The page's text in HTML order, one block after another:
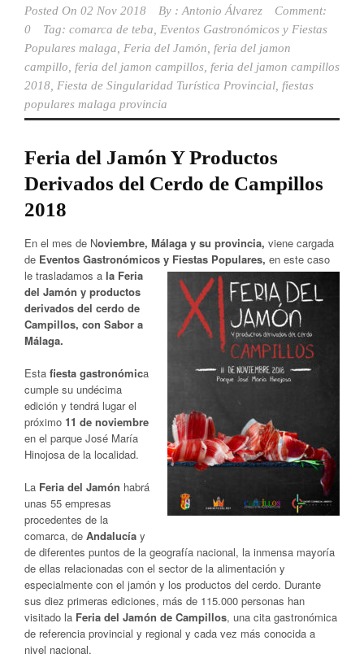
Posted On 02 Nov 2018 By : Antonio Álvarez
Comment:
0
Tag: comarca de teba
Eventos Gastronómicos y Fiestas
Populares malaga
Feria del Jamón
feria del jamon
campillo
feria del jamon campillos feria del jamon campillos
2018 Fiesta de Singularidad Turística Provincial fiestas
populares malaga provincia
Feria del Jamón Y Productos
Derivados del Cerdo de Campillos
2018
En el mes de Noviembre, Málaga y su provincia, viene cargada
de Eventos Gastronómicos y Fiestas Populares, en este caso
le trasladamos a la Feria
del Jamón y productos
derivados del cerdo de
Campillos, con Sabor a
Málaga.
Esta fiesta gastronómica
cumple su undécima
edición y tendrá lugar el
próximo 11 de noviembre
en el parque José María
Hinojosa de la localidad.
La Feria del Jamón habrá
unas 55 empresas
procedentes de la
comarca, de Andalucía y
de diferentes puntos de la geografía nacional, la inmensa mayoría
de ellas relacionadas con el sector de la alimentación y
especialmente con el jamón y los productos del cerdo. Durante
sus diez primeras ediciones, más de 115.000 personas han
visitado la Feria del Jamón de Campillos, una cita gastronómica
de referencia provincial y regional y cada vez más conocida a
nivel nacional.